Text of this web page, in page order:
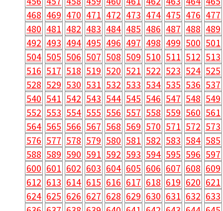
468 469 470 471 472 473 474 475 476 477
480 481 482 483 484 485 486 487 488 489
492 493 494 495 496 497 498 499 500 501
504 505 506 507 508 509 510 511 512 513
516 517 518 519 520 521 522 523 524 525
528 529 530 531 532 533 534 535 536 537
540 541 542 543 544 545 546 547 548 549
552 553 554 555 556 557 558 559 560 561
564 565 566 567 568 569 570 571 572 573
576 577 578 579 580 581 582 583 584 585
588 589 590 591 592 593 594 595 596 597
600 601 602 603 604 605 606 607 608 609
612 613 614 615 616 617 618 619 620 621
624 625 626 627 628 629 630 631 632 633